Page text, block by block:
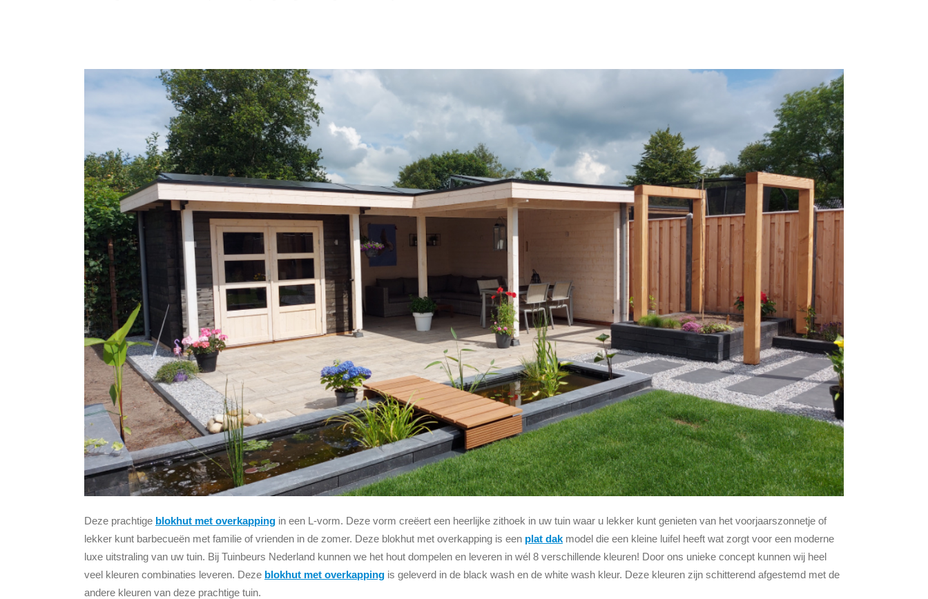
Deze prachtige blokhut met overkapping in een L-vorm. Deze vorm creëert een heerlijke zithoek in uw tuin waar u lekker kunt genieten van het voorjaarszonnetje of
lekker kunt barbecueën met familie of vrienden in de zomer. Deze blokhut met overkapping is een plat dak model die een kleine luifel heeft wat zorgt voor een moderne
luxe uitstraling van uw tuin. Bij Tuinbeurs Nederland kunnen we het hout dompelen en leveren in wél 8 verschillende kleuren! Door ons unieke concept kunnen wij heel
veel kleuren combinaties leveren. Deze blokhut met overkapping is geleverd in de black wash en de white wash kleur. Deze kleuren zijn schitterend afgestemd met de
andere kleuren van deze prachtige tuin.